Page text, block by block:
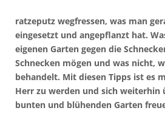
ratzeputz wegfressen, was man
eingesetzt und angepflanzt hat.
eigenen Garten gegen die
Schnecken mögen und was nicht,
behandelt. Mit diesen Tipps ist es
Herr zu werden und sich weiterhin
bunten und blühenden Garten